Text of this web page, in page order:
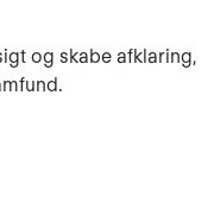
og skabe afklaring,